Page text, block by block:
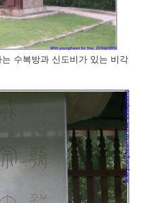
수복방과 신도비가 있는 비각